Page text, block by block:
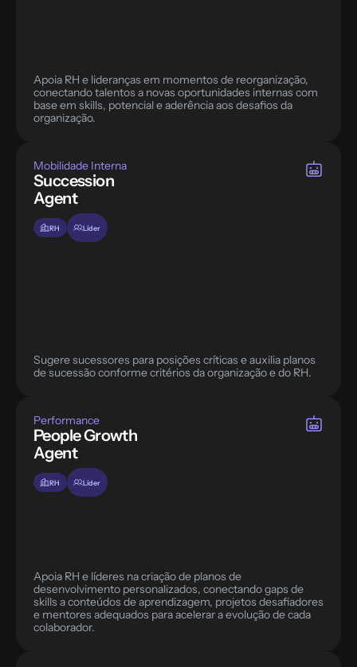
Apoia RH e lideranças em momentos de reorganização,
conectando talentos a novas oportunidades internas com
base em skills, potencial e aderência aos desafios da
Mobilidade Interna
Succession
Agent
RH Líder
Sugere sucessores para posições críticas e auxilia planos
de sucessão conforme critérios da organização e do RH.
Performance
People Growth
Agent
RH Líder
Apoia RH e líderes na criação de planos de
desenvolvimento personalizados, conectando gaps de
skills a conteúdos de aprendizagem, projetos desafiadores
e mentores adequados para acelerar a evolução de cada
colaborador.